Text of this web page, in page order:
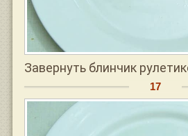
Завернуть блинчик